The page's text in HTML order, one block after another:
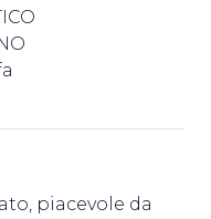
piacevole da